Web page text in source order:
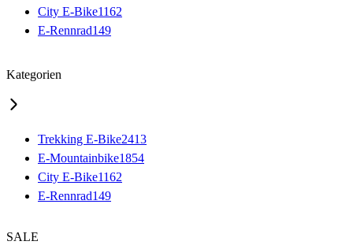
City E-Bike1162
E-Rennrad149
Kategorien
Trekking E-Bike2413
E-Mountainbike1854
City E-Bike1162
E-Rennrad149
SALE